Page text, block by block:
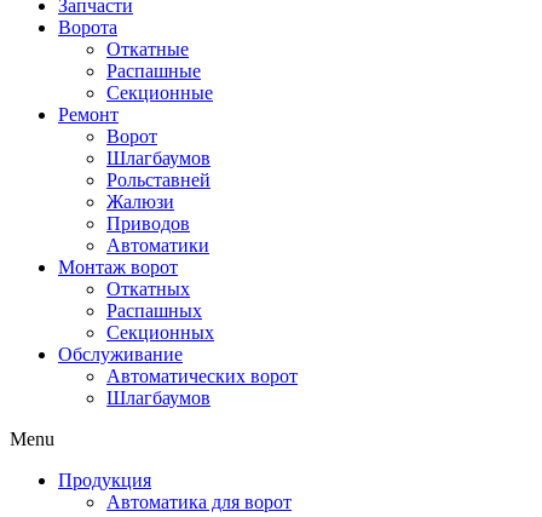
Запчасти
Ворота
Откатные
Распашные
Секционные
Ремонт
Ворот
Шлагбаумов
Рольставней
Жалюзи
Приводов
Автоматики
Монтаж ворот
Откатных
Распашных
Секционных
Обслуживание
Автоматических ворот
Шлагбаумов
Menu
Продукция
Автоматика для ворот